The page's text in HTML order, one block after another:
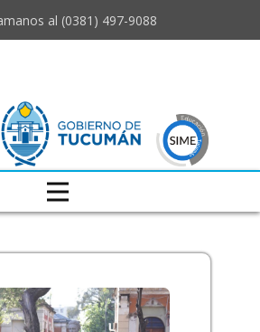
al (0381) ​497-9088